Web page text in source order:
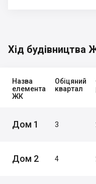
Хід будівництва
Назва
елемента
ЖК
Обіцяний
квартал
Дом 1 3
Дом 2 4